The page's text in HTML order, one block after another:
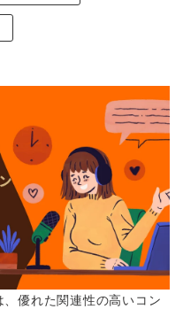
優れた関連性の高いコン